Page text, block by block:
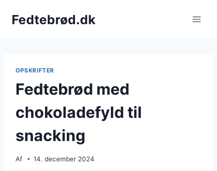
Fedtebrød.dk
OPSKRIFTER
Fedtebrød med
chokoladefyld til
snacking
Af 14. december 2024